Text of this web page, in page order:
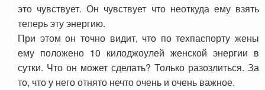
это чувствует. Он чувствует что неоткуда ему взять
теперь эту энергию.
При этом он точно видит, что по техпаспорту жены
ему положено 10 килоджоулей женской энергии в
сутки. Что он может сделать? Только разозлиться. За
то, что у него отнято нечто очень и очень важное.